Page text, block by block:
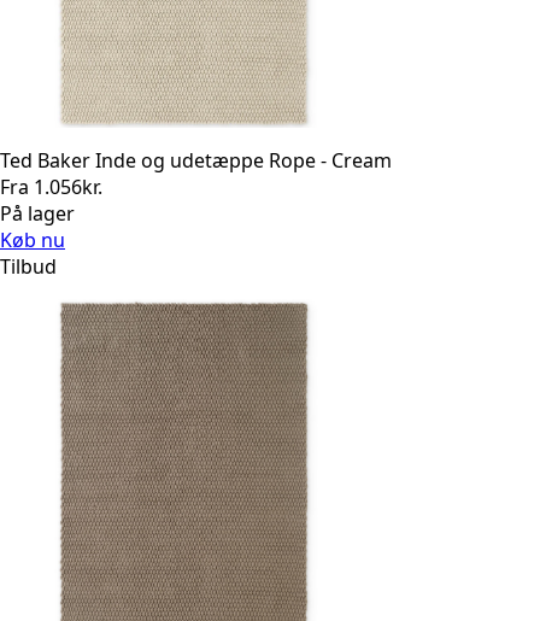
Ted Baker Inde og udetæppe Rope - Cream
Fra 1.056kr.
På lager
Køb nu
Tilbud